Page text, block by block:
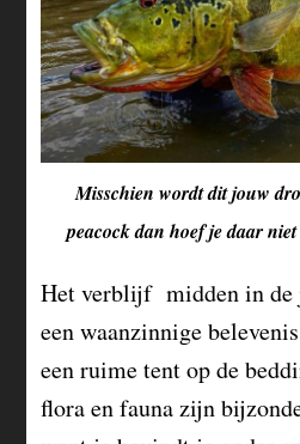
Misschien wordt dit jouw
peacock dan hoef je daar
Het verblijf midden in de
een waanzinnige
een ruime tent op de
flora en fauna zijn